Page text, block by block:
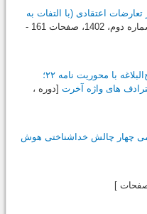
اعتقادی (با التفات به
1402
، صفحات 161 -
تحلیل کلامیِ مفهوم واژه «آخرت» در نهج‌البلاغه با محوریت نامه ۲۲؛
های واژه آخرت [دوره ،
چهار چالش خداشناختی هوش
]